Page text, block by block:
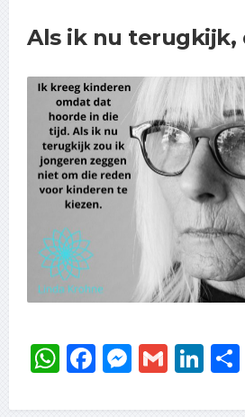
Als ik nu terugkijk,
WhatsApp
Facebook
Gmail